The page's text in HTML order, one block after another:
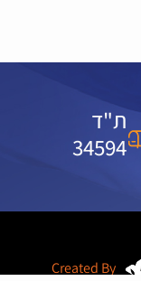
ת"ד
34594
Created By